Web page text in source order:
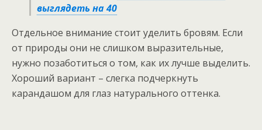
выглядеть на 40
Отдельное внимание стоит уделить бровям. Если
от природы они не слишком выразительные,
нужно позаботиться о том, как их лучше выделить.
Хороший вариант – слегка подчеркнуть
карандашом для глаз натурального оттенка.